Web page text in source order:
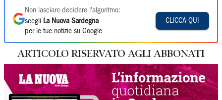
Non lasciare decidere l'algoritmo:
scegli La Nuova Sardegna
per le tue notizie su Google
CLICCA QUI
ARTICOLO RISERVATO AGLI ABBONATI